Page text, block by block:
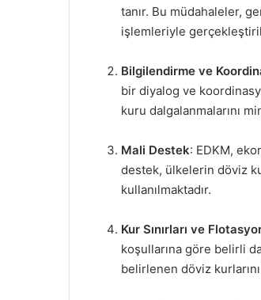
tanır. Bu müdahaleler,
işlemleriyle
Bilgilendirme ve
bir diyalog ve
kuru dalgalanmalarını
Mali Destek: EDKM,
destek, ülkelerin döviz
kullanılmaktadır.
Kur Sınırları ve
koşullarına göre belirli
belirlenen döviz